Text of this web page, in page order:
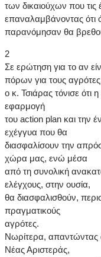
των δικαιούχων που
επαναλαμβάνοντας ότι
παρανόμησαν θα
2
Σε ερώτηση για το αν
πόρων για τους
ο κ. Τσιάρας τόνισε
εφαρμογή
του action plan και την
εχέγγυα που θα
διασφαλίσουν την
χώρα μας, ενώ μέσα
από τη συνολική
ελέγχους, στην ουσία,
θα διασφαλισθούν,
πραγματικούς
αγρότες.
Νωρίτερα, απαντώντας
Νέας Αριστεράς,